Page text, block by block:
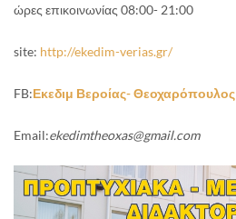
ώρες επικοινωνίας 08:00- 21:00
site: http://ekedim-verias.gr/
FB:Εκεδιμ Βεροίας- Θεοχαρόπουλος
Email:ekedimtheoxas@gmail.com